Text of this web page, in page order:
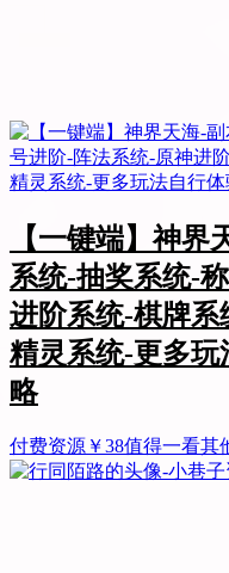
【一键端】神
系统-抽奖系统-
进阶系统-棋牌
精灵系统-更多
略
付费资源 ￥38值得一看其